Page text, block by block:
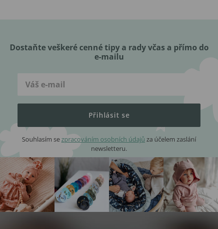
Dostaňte veškeré cenné tipy a rady včas a přímo do
e-mailu
Přihlásit se
Souhlasím sezpracováním osobních údajů za účelem zaslání
newsletteru.